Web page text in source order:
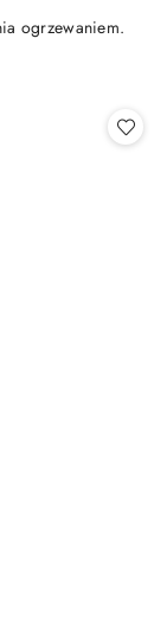
ogrzewaniem.